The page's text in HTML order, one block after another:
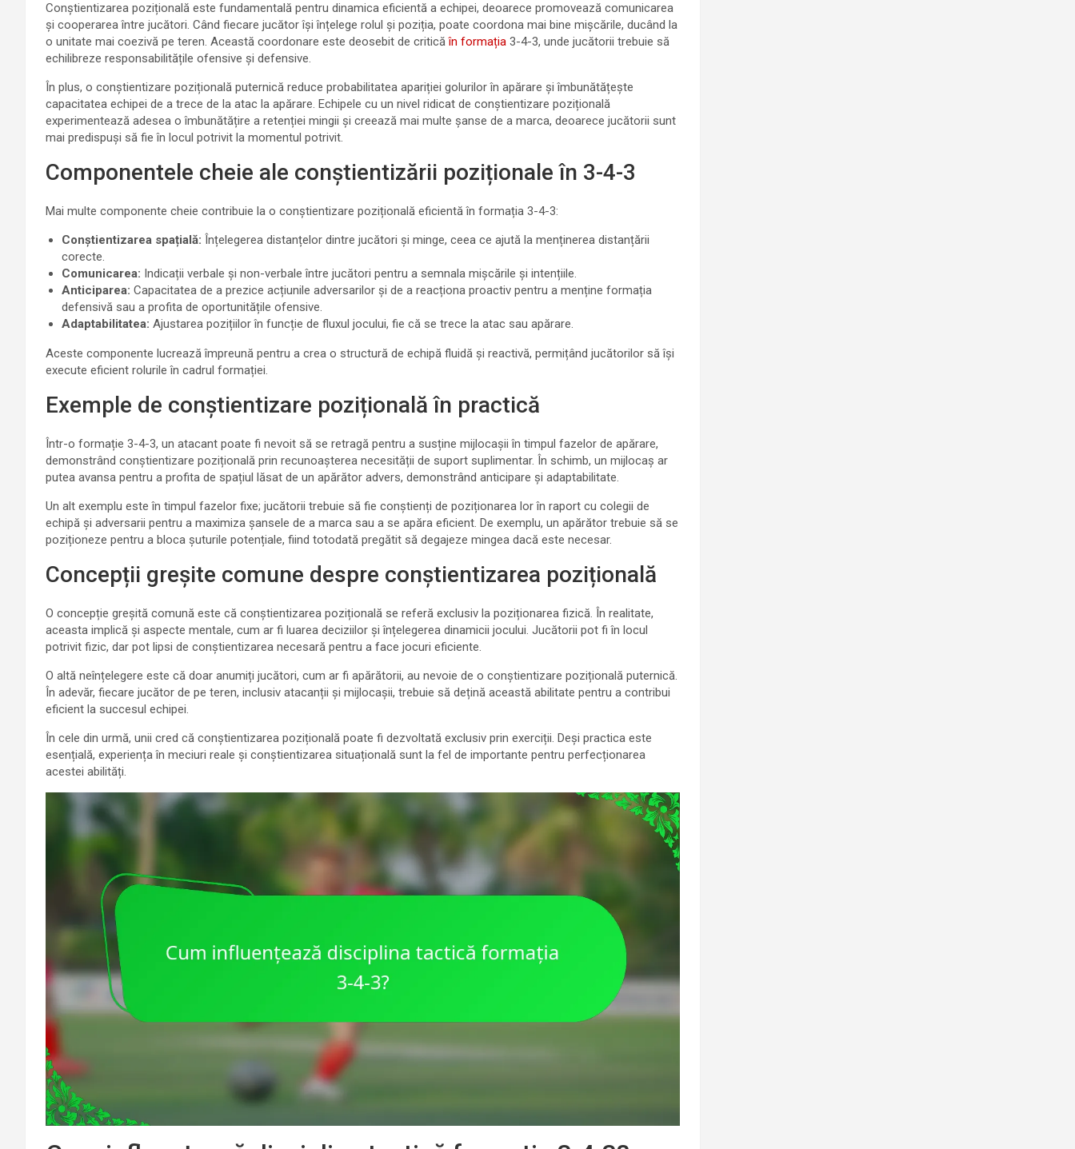
Conștientizarea pozițională este fundamentală pentru dinamica eficientă a echipei, deoarece promovează comunicarea
și cooperarea între jucători. Când fiecare jucător își înțelege rolul și poziția, poate coordona mai bine mișcările, ducând la
o unitate mai coezivă pe teren. Această coordonare este deosebit de criticăîn formația 3-4-3, unde jucătorii trebuie să
echilibreze responsabilitățile ofensive și defensive.
În plus, o conștientizare pozițională puternică reduce probabilitatea apariției golurilor în apărare și îmbunătățește
capacitatea echipei de a trece de la atac la apărare. Echipele cu un nivel ridicat de conștientizare pozițională
experimentează adesea o îmbunătățire a retenției mingii și creează mai multe șanse de a marca, deoarece jucătorii sunt
mai predispuși să fie în locul potrivit la momentul potrivit.
Componentele cheie ale conștientizării poziționale în 3-4-3
Mai multe componente cheie contribuie la o conștientizare pozițională eficientă în formația 3-4-3:
Conștientizarea spațială: Înțelegerea distanțelor dintre jucători și minge, ceea ce ajută la menținerea distanțării
corecte.
Comunicarea: Indicații verbale și non-verbale între jucători pentru a semnala mișcările și intențiile.
Anticiparea: Capacitatea de a prezice acțiunile adversarilor și de a reacționa proactiv pentru a menține formația
defensivă sau a profita de oportunitățile ofensive.
Adaptabilitatea: Ajustarea pozițiilor în funcție de fluxul jocului, fie că se trece la atac sau apărare.
Aceste componente lucrează împreună pentru a crea o structură de echipă fluidă și reactivă, permițând jucătorilor să își
execute eficient rolurile în cadrul formației.
Exemple de conștientizare pozițională în practică
Într-o formație 3-4-3, un atacant poate fi nevoit să se retragă pentru a susține mijlocașii în timpul fazelor de apărare,
demonstrând conștientizare pozițională prin recunoașterea necesității de suport suplimentar. În schimb, un mijlocaș ar
putea avansa pentru a profita de spațiul lăsat de un apărător advers, demonstrând anticipare și adaptabilitate.
Un alt exemplu este în timpul fazelor fixe; jucătorii trebuie să fie conștienți de poziționarea lor în raport cu colegii de
echipă și adversarii pentru a maximiza șansele de a marca sau a se apăra eficient. De exemplu, un apărător trebuie să se
poziționeze pentru a bloca șuturile potențiale, fiind totodată pregătit să degajeze mingea dacă este necesar.
Concepții greșite comune despre conștientizarea pozițională
O concepție greșită comună este că conștientizarea pozițională se referă exclusiv la poziționarea fizică. În realitate,
aceasta implică și aspecte mentale, cum ar fi luarea deciziilor și înțelegerea dinamicii jocului. Jucătorii pot fi în locul
potrivit fizic, dar pot lipsi de conștientizarea necesară pentru a face jocuri eficiente.
O altă neînțelegere este că doar anumiți jucători, cum ar fi apărătorii, au nevoie de o conștientizare pozițională puternică.
În adevăr, fiecare jucător de pe teren, inclusiv atacanții și mijlocașii, trebuie să dețină această abilitate pentru a contribui
eficient la succesul echipei.
În cele din urmă, unii cred că conștientizarea pozițională poate fi dezvoltată exclusiv prin exerciții. Deși practica este
esențială, experiența în meciuri reale și conștientizarea situațională sunt la fel de importante pentru perfecționarea
acestei abilități.